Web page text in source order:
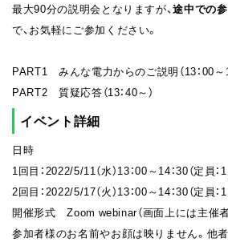
最大90分の説明会となりますが、途中での
で、お気軽にご参加ください。
PART1 みんな電力からのご説明（13：00～
PART2 質疑応答（13：40～）
イベント詳細
日時
1回目：2022/5/11（水）13：00～14：30（定員：
2回目：2022/5/17（火）13：00～14：30（定員：
開催形式 Zoom webinar（画面上には主催
参加者様のお名前やお顔は映りません。他